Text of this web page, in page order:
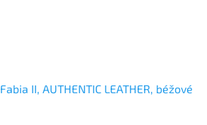
II, AUTHENTIC LEATHER, béžové